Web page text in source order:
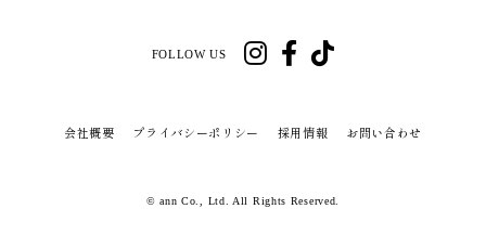
FOLLOW US
会社概要 プライバシーポリシー 採用情報 お問い合わせ
© ann Co., Ltd. All Rights Reserved.